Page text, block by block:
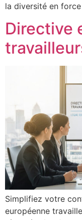
la diversité en
Directive
Simplifiez votre
européenne